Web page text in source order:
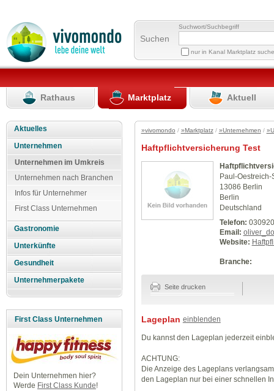
Suchen
Suchwort/Suchbegriff
nur in Kanal Marktplatz
Rathaus Marktplatz Aktuell
Aktuelles
Unternehmen
Unternehmen im Umkreis
Unternehmen nach Branchen
Infos für Unternehmer
First Class Unternehmen
Gastronomie
Unterkünfte
Gesundheit
Unternehmerpakete
First Class Unternehmen
Dein Unternehmen hier?
Werde First Class Kunde!
»vivomondo / »Marktplatz/ »Unternehmen /
Haftpflichtversicherung Test
Paul-Oestreich-
13086 Berlin
Berlin
Deutschland
Telefon:
Email:
Website:
Branche:
Seite drucken
Lageplan einblenden
Du kannst den Lageplan jederzeit
ACHTUNG:
Die Anzeige des Lageplans
den Lageplan nur bei einer schnellen